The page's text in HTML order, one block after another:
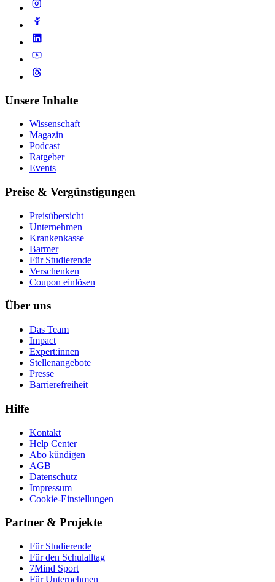
Unsere Inhalte
Wissenschaft
Magazin
Podcast
Ratgeber
Events
Preise & Vergünstigungen
Preisübersicht
Unternehmen
Krankenkasse
Barmer
Für Studierende
Ver­schen­ken
Coupon einlösen
Über uns
Das Team
Impact
Expert:innen
Stellenangebote
Presse
Barrierefreiheit
Hilfe
Kontakt
Help Center
Abo kündigen
AGB
Datenschutz
Impressum
Cookie-Einstellungen
Partner & Projekte
Für Stu­die­rende
Für den Schulalltag
7Mind Sport
Für Unter­neh­men